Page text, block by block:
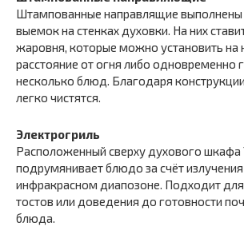
Штампованные направлящие выполнены
выемок на стенках духовки. На них
жаровня, которые можно установить на
расстояние от огня либо одновременно
несколько блюд. Благодаря
легко чистятся.
Электрогриль
Расположенный сверху духового шкафа
подрумянивает блюдо за счёт излучения
инфракрасном диапозоне. Подходит
тостов или доведения до готовности
блюда.